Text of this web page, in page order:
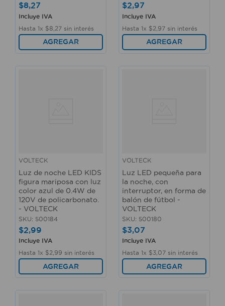
$8,27
Incluye IVA
Hasta 1x $8 27 sin interés
AGREGAR
$2,97
Incluye IVA
Hasta 1x $2 97 sin interés
AGREGAR
VOLTECK
Luz de noche LED KIDS
figura mariposa con luz
color azul de 0.4W de
120V de policarbonato.
- VOLTECK
SKU: 500184
$2,99
Incluye IVA
Hasta 1x $2 99 sin interés
AGREGAR
VOLTECK
Luz LED pequeña para
la noche, con
interruptor, en forma de
balón de fútbol -
VOLTECK
SKU: 500180
$3,07
Incluye IVA
Hasta 1x $3 07 sin interés
AGREGAR